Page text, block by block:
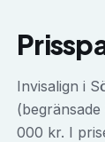
Invisalign i
000 kr. I